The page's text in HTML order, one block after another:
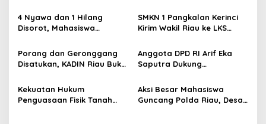
o
Diterima Kejati, GMPR
Desak Usut Dividen Rp331,7
Ketahanan Bangsa
4 Nyawa dan 1 Hilang
Disorot, Mahasiswa
Pelindo
SMKN 1 Pangkalan Kerinci
Kirim Wakil Riau ke LKS
Porang dan Geronggang
Disatukan, KADIN Riau Buka
Bengkalis
Anggota DPD RI Arif Eka
Saputra Dukung
Pekanbaru Youth
Kekuatan Hukum
Penguasaan Fisik Tanah
Aksi Besar Mahasiswa
Guncang Polda Riau, Desak